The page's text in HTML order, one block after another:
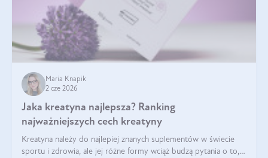
Maria Knapik
2 cze 2026
Jaka kreatyna najlepsza? Ranking
najważniejszych cech kreatyny
Kreatyna należy do najlepiej znanych suplementów w świecie
sportu i zdrowia, ale jej różne formy wciąż budzą pytania o to,